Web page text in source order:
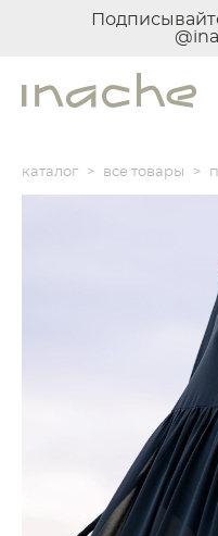
каталог > все товары >